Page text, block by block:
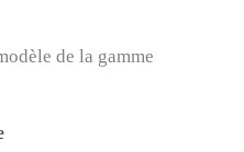
de la gamme